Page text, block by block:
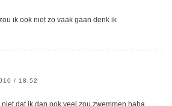
ik ook niet zo vaak gaan denk ik
/ 18:52
dat ik dan ook veel zou zwemmen haha